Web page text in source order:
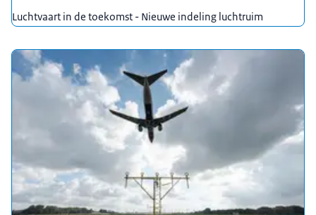
Luchtvaart in de toekomst - Nieuwe indeling luchtruim